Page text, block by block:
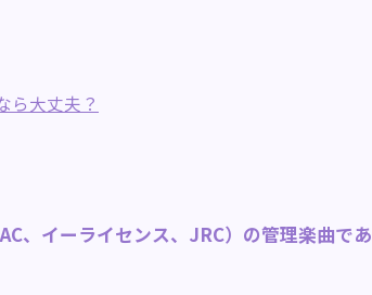
ら大丈夫？
、イーライセンス、JRC）の管理楽曲で